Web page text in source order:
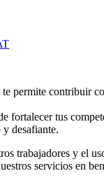
permite contribuir
fortalecer tus
desafiante.
trabajadores y el
servicios en